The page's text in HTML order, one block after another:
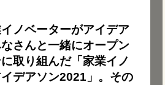
ノベーターがアイデア
さんと一緒にオープン
取り組んだ「家業イノ
デアソン2021」。その